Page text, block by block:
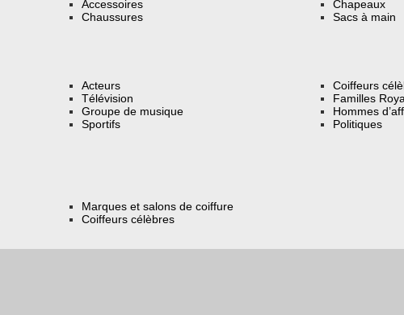
Accessoires
Chaussures
Chapeaux
Sacs à main
Acteurs
Télévision
Groupe de musique
Sportifs
Coiffeurs
Familles
Hommes
Politiques
Marques et salons de coiffure
Coiffeurs célèbres